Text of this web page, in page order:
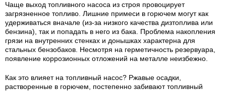
Чаще выход топливного насоса из строя провоцирует
загрязненное топливо. Лишние примеси в горючем могут как
удерживаться вначале (из-за низкого качества дизтоплива или
бензина), так и попадать в него из бака. Проблема накопления
грязи на внутренних стенках и донышках характерна для
стальных бензобаков. Несмотря на герметичность резервуара,
появление коррозионных отложений на металле неизбежно.
Как это влияет на топливный насос? Ржавые осадки,
растворенные в горючем, постепенно забивают топливный